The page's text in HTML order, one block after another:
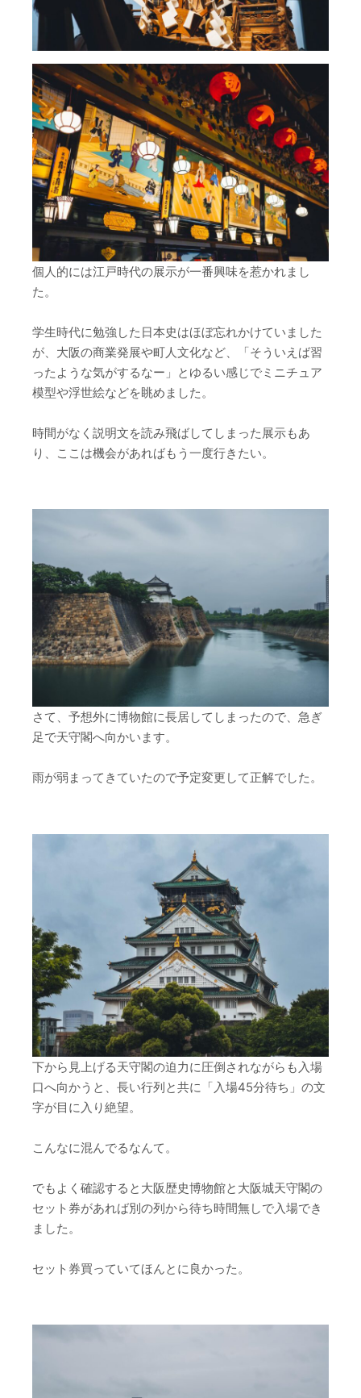
個人的には江戸時代の展示が一番興味を惹かれまし
た。
学生時代に勉強した日本史はほぼ忘れかけていました
が、大阪の商業発展や町人文化など、「そういえば習
ったような気がするなー」とゆるい感じでミニチュア
模型や浮世絵などを眺めました。
時間がなく説明文を読み飛ばしてしまった展示もあ
り、ここは機会があればもう一度行きたい。
さて、予想外に博物館に長居してしまったので、急ぎ
足で天守閣へ向かいます。
雨が弱まってきていたので予定変更して正解でした。
下から見上げる天守閣の迫力に圧倒されながらも入場
口へ向かうと、長い行列と共に「入場45分待ち」の文
字が目に入り絶望。
こんなに混んでるなんて。
でもよく確認すると大阪歴史博物館と大阪城天守閣の
セット券があれば別の列から待ち時間無しで入場でき
ました。
セット券買っていてほんとに良かった。